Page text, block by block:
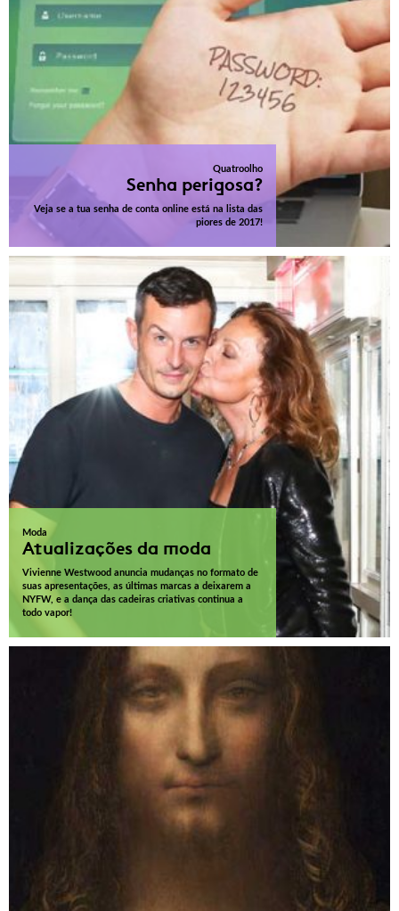
Quatroolho
Senha perigosa?
Veja se a tua senha de conta online está na lista das
piores de 2017!
Moda
Atualizações da moda
Vivienne Westwood anuncia mudanças no formato de
suas apresentações, as últimas marcas a deixarem a
NYFW, e a dança das cadeiras criativas continua a
todo vapor!